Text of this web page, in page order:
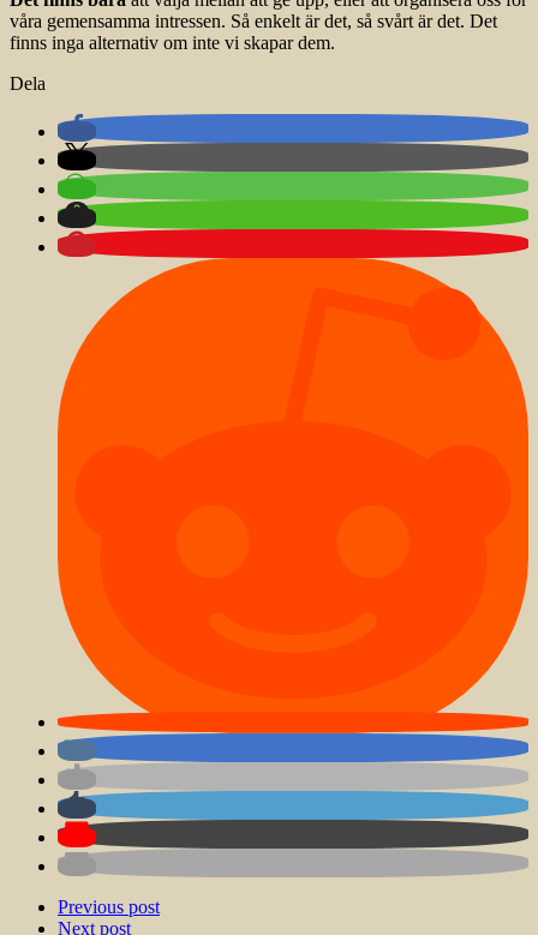
våra gemensamma intressen. Så enkelt är det, så svårt är det. Det
finns inga alternativ om inte vi skapar dem.
Dela
Previous post
Next post